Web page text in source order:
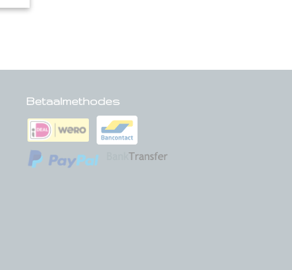
Betaalmethodes